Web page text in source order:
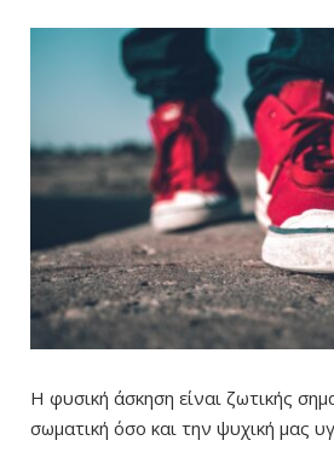
Η φυσική άσκηση είναι ζωτικής
σωματική όσο και την ψυχική μας